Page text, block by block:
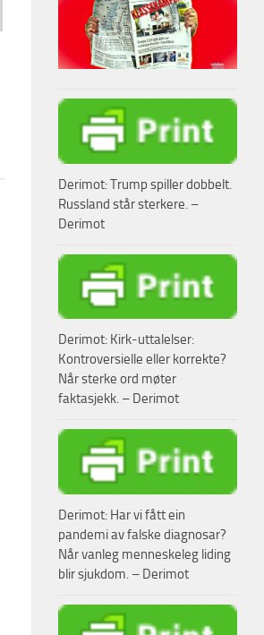
Derimot: Trump spiller dobbelt.
Russland står sterkere. –
Derimot
Derimot: Kirk-uttalelser:
Kontroversielle eller korrekte?
Når sterke ord møter
faktasjekk. – Derimot
Derimot: Har vi fått ein
pandemi av falske diagnosar?
Når vanleg menneskeleg liding
blir sjukdom. – Derimot